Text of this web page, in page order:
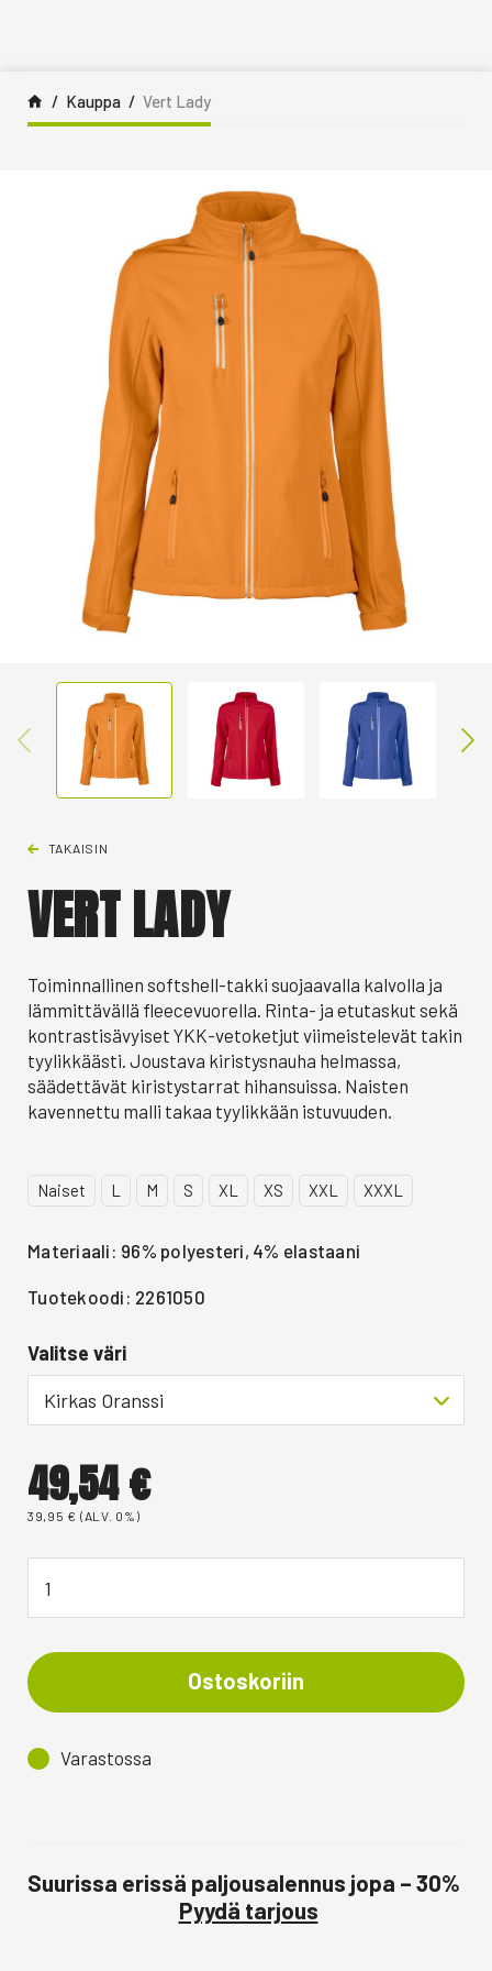
Kauppa Vert Lady
TAKAISIN
VERT LADY
Toiminnallinen softshell-takki suojaavalla kalvolla ja
lämmittävällä fleecevuorella. Rinta- ja etutaskut sekä
kontrastisävyiset YKK-vetoketjut viimeistelevät takin
tyylikkäästi. Joustava kiristysnauha helmassa,
säädettävät kiristystarrat hihansuissa. Naisten
kavennettu malli takaa tyylikkään istuvuuden.
Naiset L M S XL XS XXL XXXL
Materiaali: 96% polyesteri, 4% elastaani
Tuotekoodi: 2261050
Valitse väri
Kirkas Oranssi
49,54€
39,95 € (ALV. 0%)
Ostoskoriin
Varastossa
Suurissa erissä paljousalennus jopa – 30%
Pyydä tarjous